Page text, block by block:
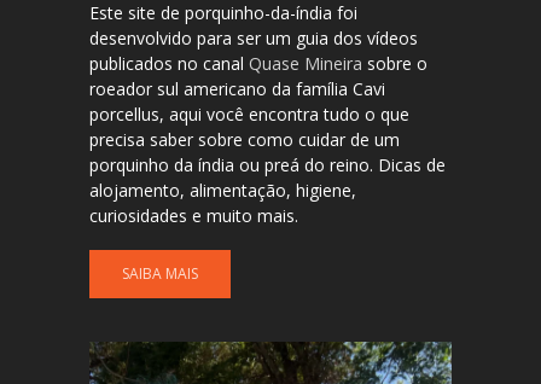
Este site de porquinho-da-índia foi
desenvolvido para ser um guia dos vídeos
publicados no canal Quase Mineira sobre o
roeador sul americano da família Cavi
porcellus, aqui você encontra tudo o que
precisa saber sobre como cuidar de um
porquinho da índia ou preá do reino. Dicas de
alojamento, alimentação, higiene,
curiosidades e muito mais.
SAIBA MAIS